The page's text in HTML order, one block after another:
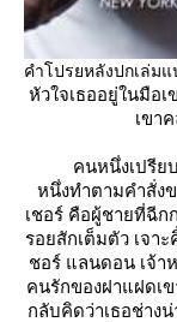
คำโปรยหลังปกเล่ม
หัวใจเธออยู่ในมือ
เขา
คนหนึ่งเปรียบเ
หนึ่งทำตามคำสั่ง
เชอร์ คือผู้ชายที่ฉี
รอยสักเต็มตัว เจา
ชอร์ แลนดอน เจ้
คนรักของฝาแฝดเ
กลับคิดว่าเธอช่าง